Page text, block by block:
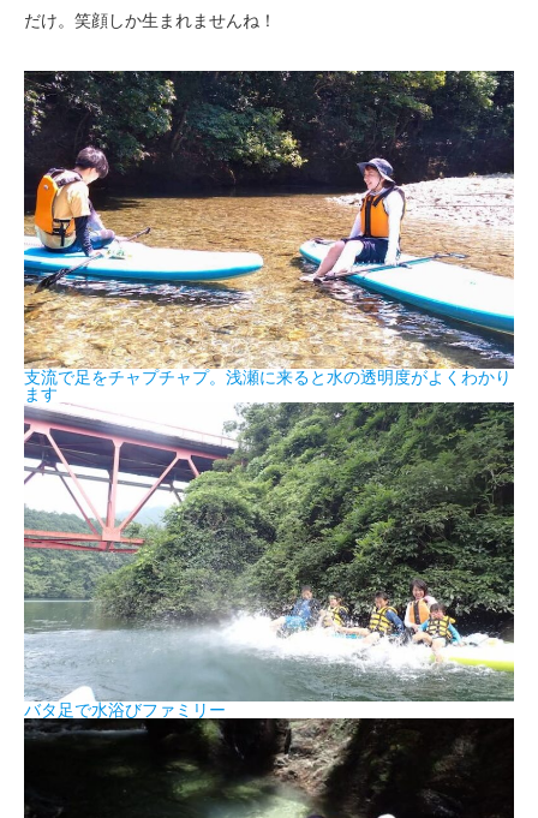
だけ。笑顔しか生まれませんね！
支流で足をチャプチャプ。浅瀬に来ると水の透明度がよくわかり
ます
バタ足で水浴びファミリー